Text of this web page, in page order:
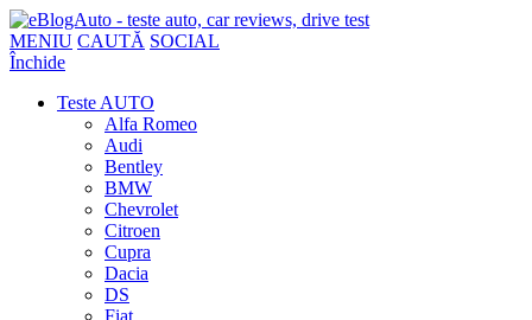
MENIU CAUTĂ SOCIAL
Închide
Teste AUTO
Alfa Romeo
Audi
Bentley
BMW
Chevrolet
Citroen
Cupra
Dacia
DS
Fiat